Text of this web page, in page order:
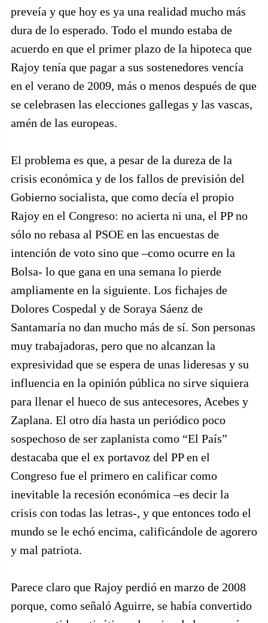
preveía y que hoy es ya una realidad mucho más
dura de lo esperado. Todo el mundo estaba de
acuerdo en que el primer plazo de la hipoteca que
Rajoy tenía que pagar a sus sostenedores vencía
en el verano de 2009, más o menos después de que
se celebrasen las elecciones gallegas y las vascas,
amén de las europeas.
El problema es que, a pesar de la dureza de la
crisis económica y de los fallos de previsión del
Gobierno socialista, que como decía el propio
Rajoy en el Congreso: no acierta ni una, el PP no
sólo no rebasa al PSOE en las encuestas de
intención de voto sino que –como ocurre en la
Bolsa- lo que gana en una semana lo pierde
ampliamente en la siguiente. Los fichajes de
Dolores Cospedal y de Soraya Sáenz de
Santamaría no dan mucho más de sí. Son personas
muy trabajadoras, pero que no alcanzan la
expresividad que se espera de unas lideresas y su
influencia en la opinión pública no sirve siquiera
para llenar el hueco de sus antecesores, Acebes y
Zaplana. El otro día hasta un periódico poco
sospechoso de ser zaplanista como “El País”
destacaba que el ex portavoz del PP en el
Congreso fue el primero en calificar como
inevitable la recesión económica –es decir la
crisis con todas las letras-, y que entonces todo el
mundo se le echó encima, calificándole de agorero
y mal patriota.
Parece claro que Rajoy perdió en marzo de 2008
porque, como señaló Aguirre, se había convertido